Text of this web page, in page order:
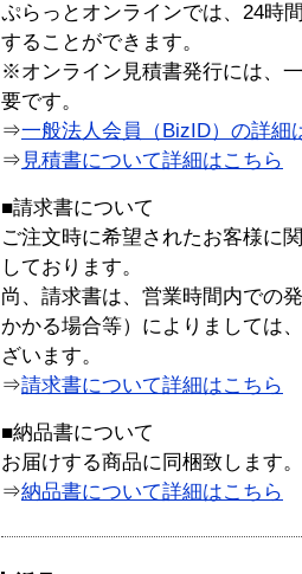
ぷらっとオンラインでは、24時
することができます。
※オンライン見積書発行には、
要です。
⇒一般法人会員（BizID）の詳細
⇒ 見積書について詳細はこちら
■請求書について
ご注文時に希望されたお客様に
しております。
尚、請求書は、営業時間内での
かかる場合等）によりましては
ざいます。
⇒請求書について詳細はこちら
■納品書について
お届けする商品に同梱致します。
⇒納品書について詳細はこちら